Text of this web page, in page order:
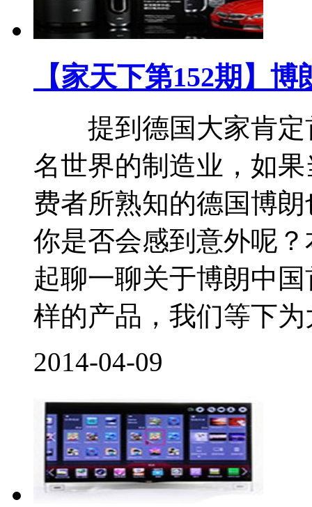
【家天下第152期】
提到德国大家肯定
名世界的制造业，如
费者所熟知的德国博
你是否会感到意外呢
起聊一聊关于博朗中
样的产品，我们等下
2014-04-09